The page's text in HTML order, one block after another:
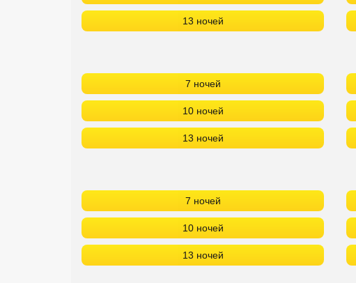
13 ночей
7 ночей
10 ночей
13 ночей
7 ночей
10 ночей
13 ночей
Сетевые отели Сейшел
Сетевые отели Маврикия